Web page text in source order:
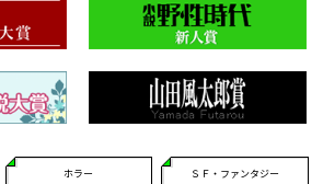
ホラー ＳＦ・ファンタジー